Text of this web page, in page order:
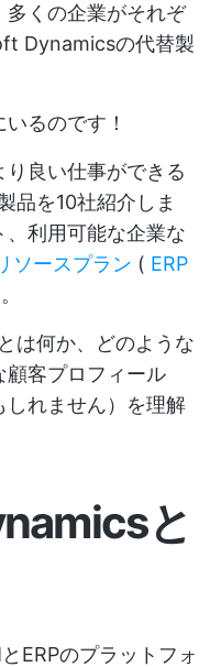
多くの企業がそれぞ
Dynamicsの代替製
るのです！
良い仕事ができる
品を10社紹介しま
利用可能な企業な
ソースプラン ( ERP
は何か、どのような
顧客プロフィール
しれません）を理解
と
ERPのプラットフォ